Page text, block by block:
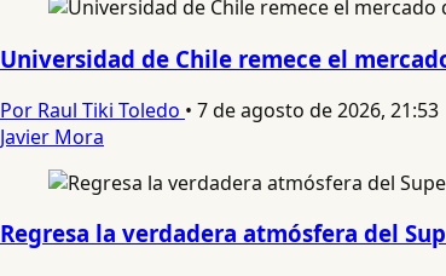
Universidad de Chile remece el
Por Raul Tiki Toledo • 7 de agosto de 2026, 21:53
Javier Mora
Regresa la verdadera atmósfera del